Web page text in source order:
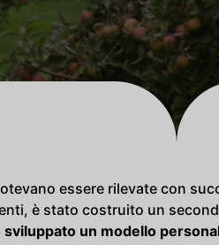
essere rilevate con
è stato costruito un
sviluppato un modello